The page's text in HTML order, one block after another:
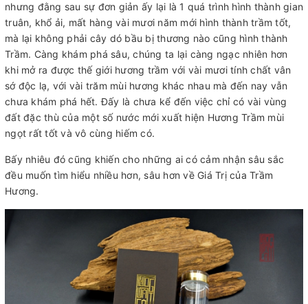
nhưng đằng sau sự đơn giản ấy lại là 1 quá trình hình thành gian
truân, khổ ải, mất hàng vài mươi năm mới hình thành trầm tốt,
mà lại không phải cây dó bầu bị thương nào cũng hình thành
Trầm. Càng khám phá sâu, chúng ta lại càng ngạc nhiên hơn
khi mở ra được thế giới hương trầm với vài mươi tính chất vân
sớ độc lạ, với vài trăm mùi hương khác nhau mà đến nay vẫn
chưa khám phá hết. Đấy là chưa kể đến việc chỉ có vài vùng
đất đặc thù của một số nước mới xuất hiện Hương Trầm mùi
ngọt rất tốt và vô cùng hiếm có.
Bấy nhiêu đó cũng khiến cho những ai có cảm nhận sâu sắc
đều muốn tìm hiểu nhiều hơn, sâu hơn về Giá Trị của Trầm
Hương.